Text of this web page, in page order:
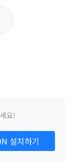
요!
설치하기